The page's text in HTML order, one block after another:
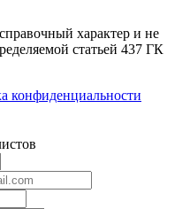
характер и не
статьей 437 ГК
конфиденциальности